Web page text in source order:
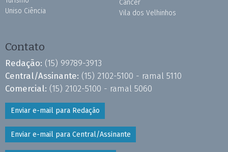
Uniso Ciência
Câncer
Vila dos Velhinhos
Contato
Redação: (15) 99789-3913
Central/Assinante: (15) 2102-5100 - ramal 5110
Comercial: (15) 2102-5100 - ramal 5060
Enviar e-mail para Redação
Enviar e-mail para Central/Assinante